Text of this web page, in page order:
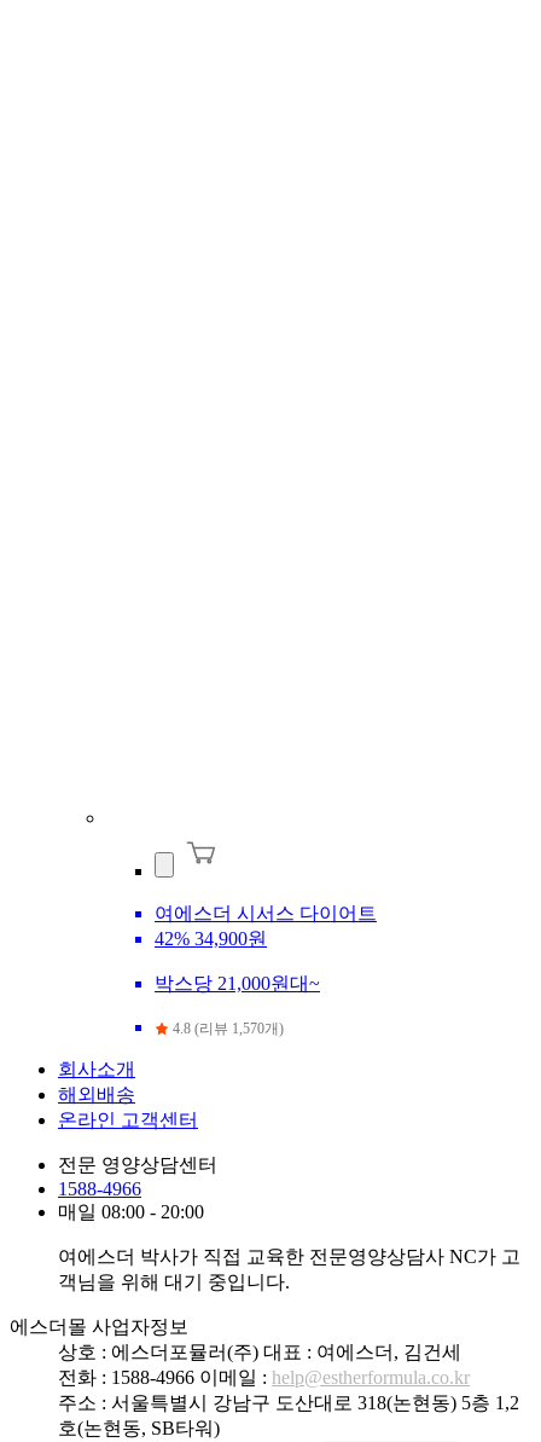
여에스더 시서스 다이어트
42% 34,900원
박스당 21,000원대~
4.8 (리뷰 1,570개)
회사소개
해외배송
온라인 고객센터
전문 영양상담센터
1588-4966
매일 08:00 - 20:00
여에스더 박사가 직접 교육한 전문영양상담사 NC가 고
객님을 위해 대기 중입니다.
에스더몰 사업자정보
상호 : 에스더포뮬러(주) 대표 : 여에스더, 김건세
전화 : 1588-4966 이메일 : help@estherformula.co.kr
주소 : 서울특별시 강남구 도산대로 318(논현동) 5층 1,2
호(논현동, SB타워)